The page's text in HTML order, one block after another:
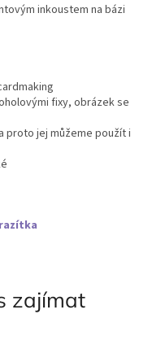
inkoustem na bázi
fixy, obrázek se
proto jej můžeme použít i
zajímat